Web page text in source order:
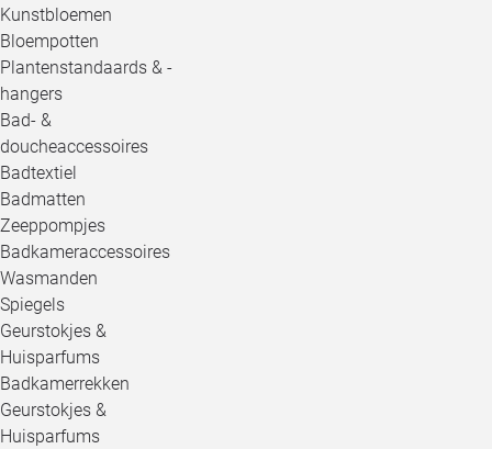
Kunstbloemen
Bloempotten
Plantenstandaards & -
hangers
Bad- &
doucheaccessoires
Badtextiel
Badmatten
Zeeppompjes
Badkameraccessoires
Wasmanden
Spiegels
Geurstokjes &
Huisparfums
Badkamerrekken
Geurstokjes &
Huisparfums